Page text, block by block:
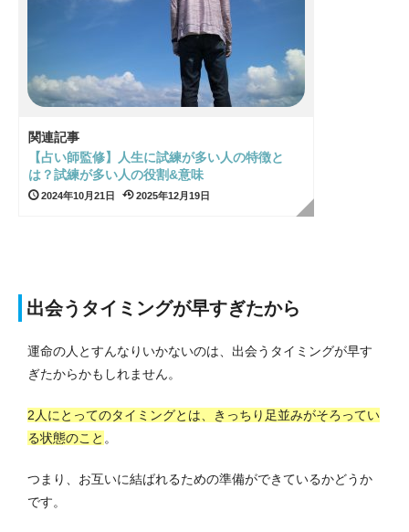
関連記事
【占い師監修】人生に試練が多い人の特徴と
は？試練が多い人の役割&意味
2024年10月21日 2025年12月19日
出会うタイミングが早すぎたから
運命の人とすんなりいかないのは、出会うタイミングが早す
ぎたからかもしれません。
2人にとってのタイミングとは、きっちり足並みがそろってい
る状態のこと 。
つまり、お互いに結ばれるための準備ができているかどうか
です。